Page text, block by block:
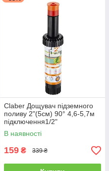
Claber Дощувач підземного
поливу 2"(5см) 90° 4,6-5,7м
підключення1/2"
В наявності
159 ₴ 339 ₴